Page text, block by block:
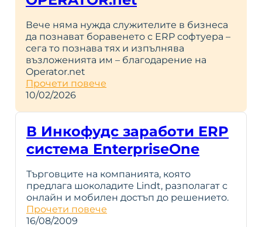
Вече няма нужда служителите в бизнеса
да познават боравенето с ERP софтуера –
сега то познава тях и изпълнява
възложенията им – благодарение на
Operator.net
Прочети повече
10/02/2026
В Инкофудс заработи ERP
система EnterpriseOne
Търговците на компанията, която
предлага шоколадите Lindt, разполагат с
онлайн и мобилен достъп до решението.
Прочети повече
16/08/2009